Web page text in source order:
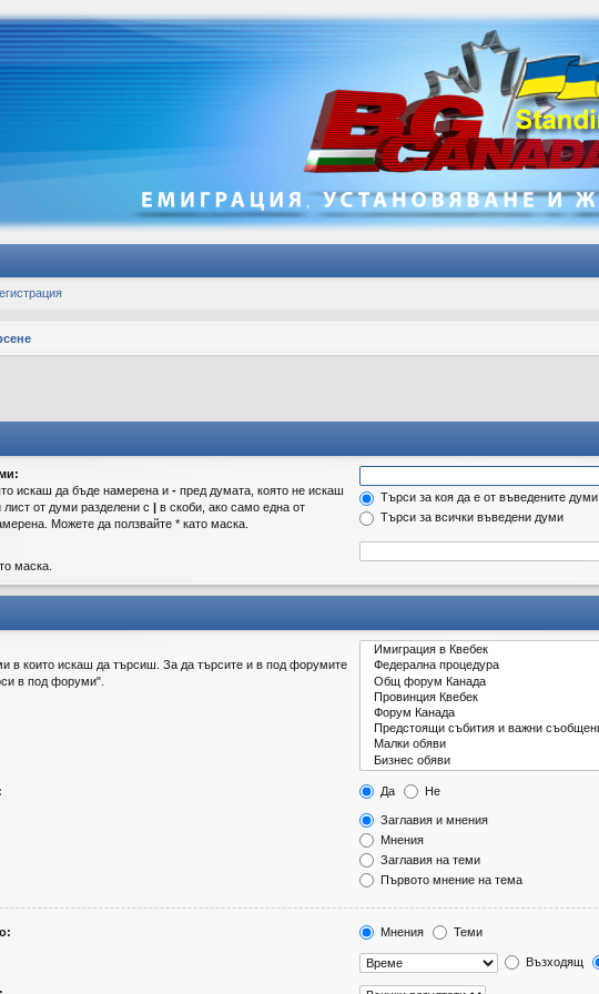
искаш да бъде намерена и - пред думата, която не искаш
от думи разделени с | в скоби, ако само една от
Можете да ползвайте * като маска.
Търси за коя да е от въведените думи
Търси за всички въведени думи
маска.
в които искаш да търсиш. За да търсите и в под форумите
в под форуми".
Да Не
Заглавия и мнения
Мнения
Заглавия на теми
Първото мнение на тема
Мнения Теми
Възходящ